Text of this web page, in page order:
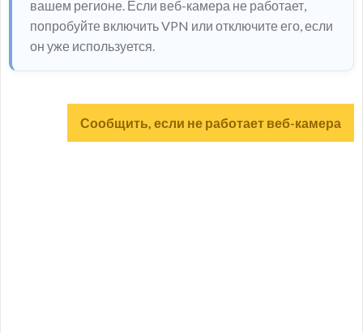
вашем регионе. Если веб-камера не работает,
попробуйте включить VPN или отключите его, если
он уже используется.
Сообщить, если не работает веб-камера